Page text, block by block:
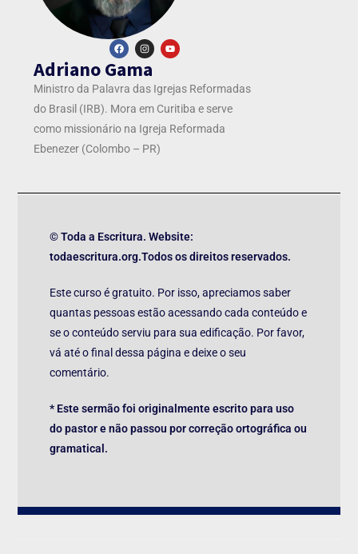
Adriano Gama
Ministro da Palavra das Igrejas Reformadas
do Brasil (IRB). Mora em Curitiba e serve
como missionário na Igreja Reformada
Ebenezer (Colombo – PR)
© Toda a Escritura. Website:
todaescritura.org.Todos os direitos reservados.
Este curso é gratuito. Por isso, apreciamos saber
quantas pessoas estão acessando cada conteúdo e
se o conteúdo serviu para sua edificação. Por favor,
vá até o final dessa página e deixe o seu
comentário.
* Este sermão foi originalmente escrito para uso
do pastor e não passou por correção ortográfica ou
gramatical.